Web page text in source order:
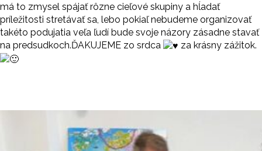
má to zmysel spájať rôzne cieľové skupiny a hĺadať
príležitosti stretávať sa, lebo pokiaľ nebudeme organizovať
takéto podujatia veľa ľudí bude svoje názory zásadne stavať
na predsudkoch.ĎAKUJEME zo srdca
za krásny zážitok.